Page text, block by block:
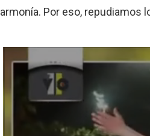
armonía. Por eso, repudiamos